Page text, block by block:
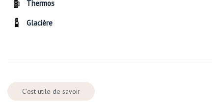
Thermos
Glacière
C'est utile de savoir